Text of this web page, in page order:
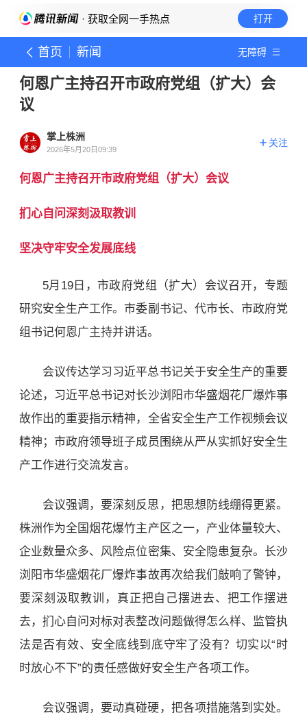
· 获取全网一手热点 打开
首页 新闻 无障碍
何恩广主持召开市政府党组（扩大）会
议
掌上株洲
2026年5月20日09:39
关注
何恩广主持召开市政府党组（扩大）会议
扪心自问深刻汲取教训
坚决守牢安全发展底线
5月19日，市政府党组（扩大）会议召开，专题
研究安全生产工作。市委副书记、代市长、市政府党
组书记何恩广主持并讲话。
会议传达学习习近平总书记关于安全生产的重要
论述，习近平总书记对长沙浏阳市华盛烟花厂爆炸事
故作出的重要指示精神，全省安全生产工作视频会议
精神；市政府领导班子成员围绕从严从实抓好安全生
产工作进行交流发言。
会议强调，要深刻反思，把思想防线绷得更紧。
株洲作为全国烟花爆竹主产区之一，产业体量较大、
企业数量众多、风险点位密集、安全隐患复杂。长沙
浏阳市华盛烟花厂爆炸事故再次给我们敲响了警钟，
要深刻汲取教训，真正把自己摆进去、把工作摆进
去，扪心自问对标对表整改问题做得怎么样、监管执
法是否有效、安全底线到底守牢了没有？切实以“时
时放心不下”的责任感做好安全生产各项工作。
会议强调，要动真碰硬，把各项措施落到实处。